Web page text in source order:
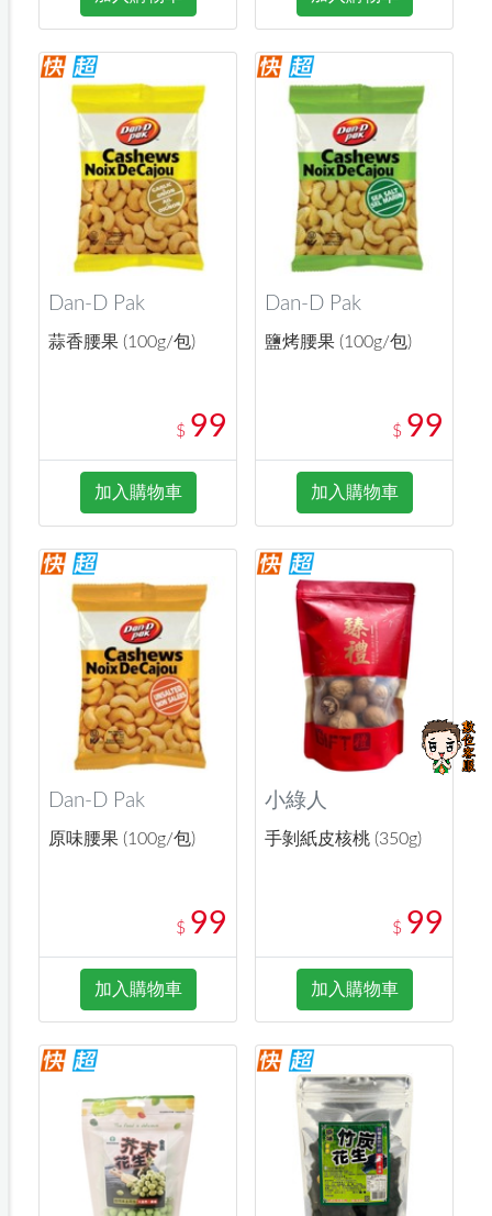
Dan-D Pak
蒜香腰果 (100g/包)
$ 99
加入購物車
Dan-D Pak
鹽烤腰果 (100g/包)
$ 99
加入購物車
Dan-D Pak
原味腰果 (100g/包)
$ 99
加入購物車
小綠人
手剝紙皮核桃 (350g)
$ 99
加入購物車